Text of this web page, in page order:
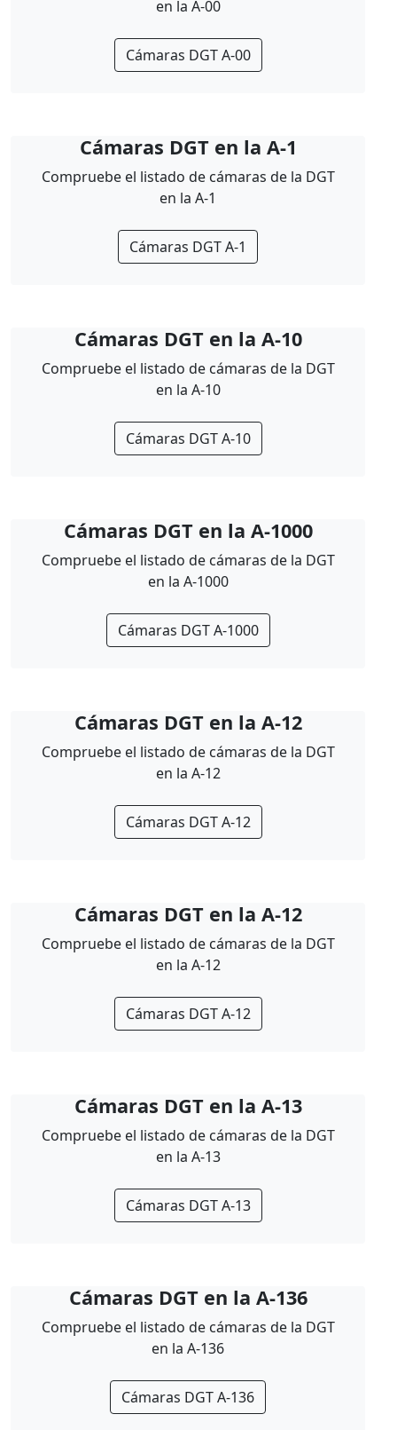
en la A-00
Cámaras DGT A-00
Cámaras DGT en la A-1
Compruebe el listado de cámaras de la DGT
en la A-1
Cámaras DGT A-1
Cámaras DGT en la A-10
Compruebe el listado de cámaras de la DGT
en la A-10
Cámaras DGT A-10
Cámaras DGT en la A-1000
Compruebe el listado de cámaras de la DGT
en la A-1000
Cámaras DGT A-1000
Cámaras DGT en la A-12
Compruebe el listado de cámaras de la DGT
en la A-12
Cámaras DGT A-12
Cámaras DGT en la A-12
Compruebe el listado de cámaras de la DGT
en la A-12
Cámaras DGT A-12
Cámaras DGT en la A-13
Compruebe el listado de cámaras de la DGT
en la A-13
Cámaras DGT A-13
Cámaras DGT en la A-136
Compruebe el listado de cámaras de la DGT
en la A-136
Cámaras DGT A-136